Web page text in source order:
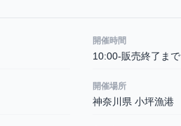
開催時間
10:00-販売終了まで
開催場所
神奈川県 小坪漁港